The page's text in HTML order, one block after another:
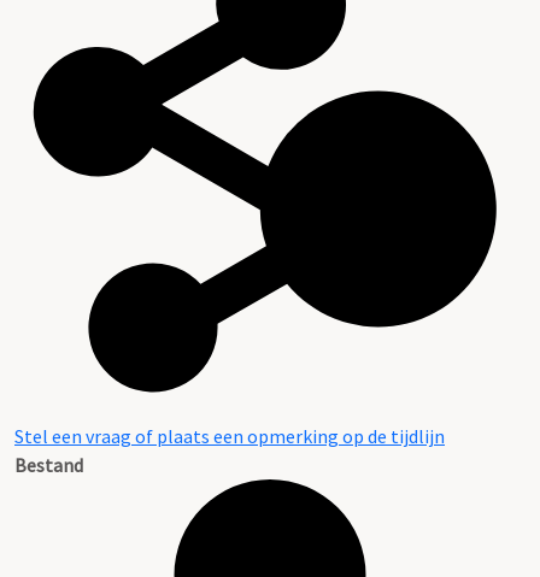
Stel een vraag of plaats een opmerking op de tijdlijn
Bestand